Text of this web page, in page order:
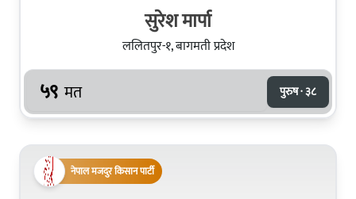
सुरेश मार्पा
ललितपुर-१, बागमती प्रदेश
५९ मत पुरुष · ३८
नेपाल मजदुर किसान पार्टी